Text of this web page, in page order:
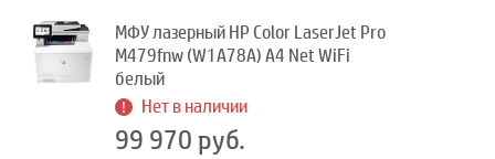
МФУ лазерный HP Color LaserJet Pro
M479fnw (W1A78A) A4 Net WiFi
белый
Нет в наличии
99 970 руб.